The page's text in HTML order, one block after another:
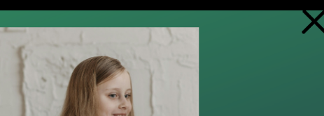
Zamówienia Szybka Terapia Onkologiczna